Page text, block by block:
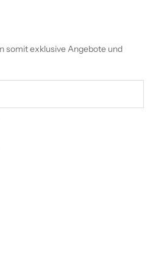
somit exklusive Angebote und